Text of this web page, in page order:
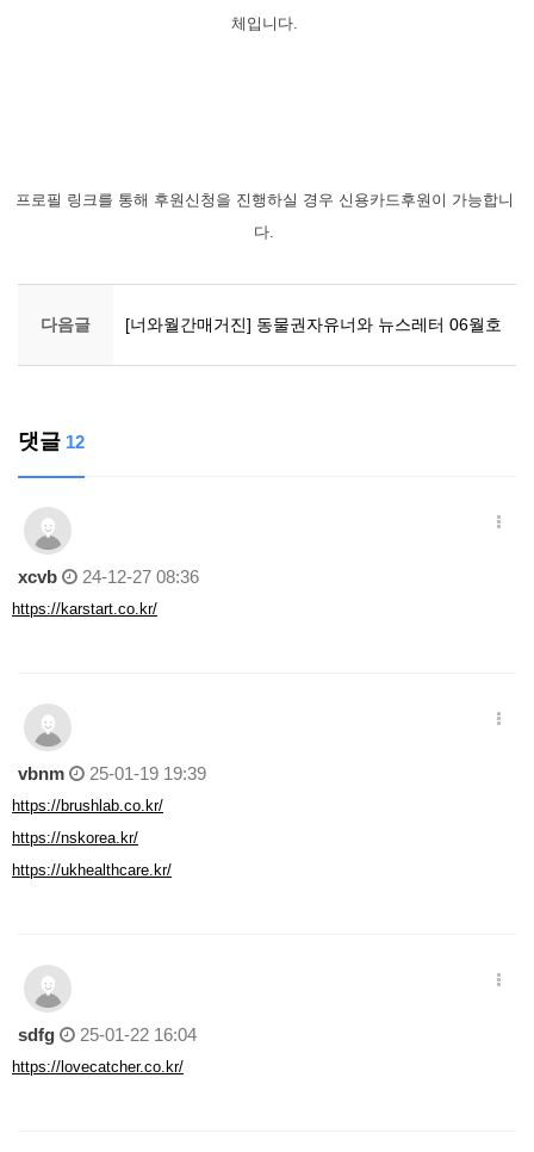
체입니다.
프로필 링크를 통해 후원신청을 진행하실 경우 신용카드후원이 가능합니
다.
다음글 [너와월간매거진] 동물권자유너와 뉴스레터 06월호
댓글 12
xcvb 24-12-27 08:36
https://karstart.co.kr/
vbnm 25-01-19 19:39
https://brushlab.co.kr/
https://nskorea.kr/
https://ukhealthcare.kr/
sdfg 25-01-22 16:04
https://lovecatcher.co.kr/